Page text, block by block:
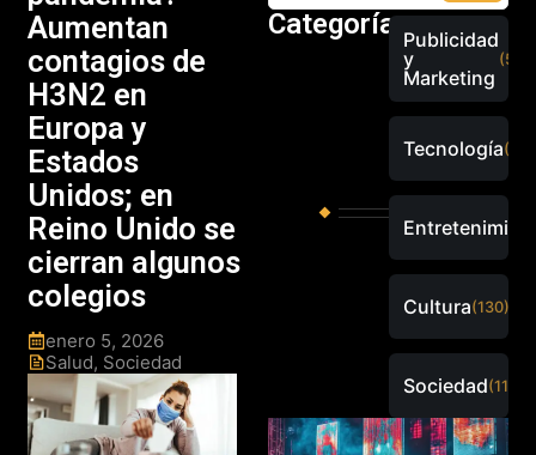
Aumentan
contagios de
H3N2 en
Europa y
Estados
Unidos; en
Reino Unido se
cierran algunos
colegios
enero 5, 2026
Salud, Sociedad
CategoríasPublicidad
y
Marketing
Tecnología
Cultura(130)
Sociedad(115)